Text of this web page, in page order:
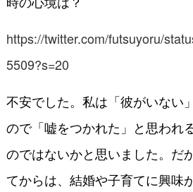
https://twitter.com/futsuyoru/
5509?s=20
不安でした。私は「彼がいない
ので「嘘をつかれた」と思われ
のではないかと思いました。だ
てからは、結婚や子育てに興味